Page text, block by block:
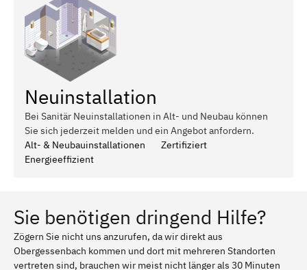
Neuinstallation
Bei Sanitär Neuinstallationen in Alt- und Neubau können
Sie sich jederzeit melden und ein Angebot anfordern.
Alt- & Neubauinstallationen
Zertifiziert
Energieeffizient
Sie benötigen dringend Hilfe?
Zögern Sie nicht uns anzurufen, da wir direkt aus
Obergessenbach kommen und dort mit mehreren Standorten
vertreten sind, brauchen wir meist nicht länger als 30 Minuten